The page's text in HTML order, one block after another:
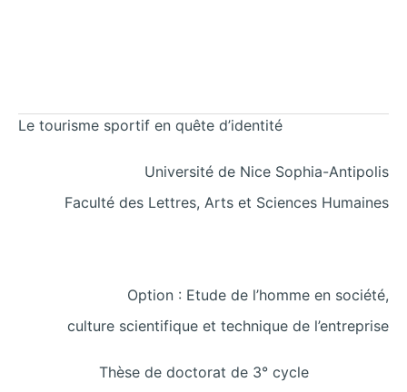
Le tourisme sportif en quête d’identité
Université de Nice Sophia-Antipolis
Faculté des Lettres, Arts et Sciences Humaines
Option : Etude de l’homme en société,
culture scientifique et technique de l’entreprise
Thèse de doctorat de 3° cycle